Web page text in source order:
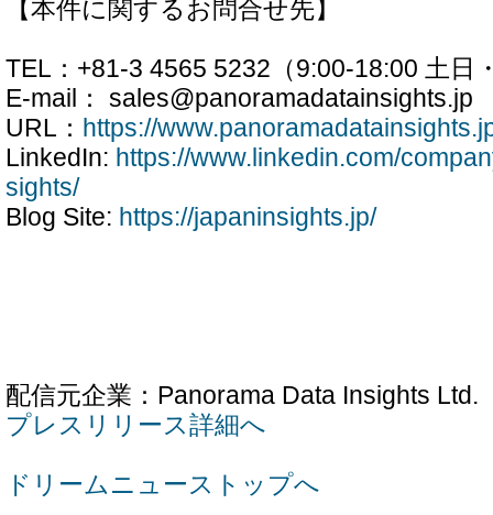
【本件に関するお問合せ先】
TEL：+81-3 4565 5232（9:00-18:00 土日
E-mail： sales@panoramadatainsights.jp
URL： https://
LinkedIn: https://www.linkedin.com/
sights/
Blog Site: https://japaninsights.jp/
配信元企業：Panorama Data Insights Ltd.
プレスリリース詳細へ
ドリームニューストップへ